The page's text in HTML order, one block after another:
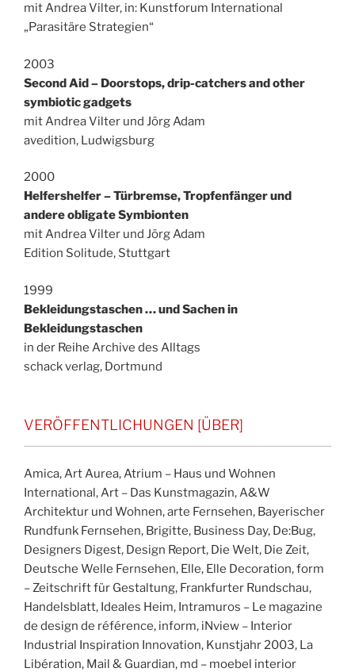
mit Andrea Vilter, in: Kunstforum International
„Parasitäre Strategien“
2003
Second Aid – Doorstops, drip-catchers and other
symbiotic gadgets
mit Andrea Vilter und Jörg Adam
avedition, Ludwigsburg
2000
Helfershelfer – Türbremse, Tropfenfänger und
andere obligate Symbionten
mit Andrea Vilter und Jörg Adam
Edition Solitude, Stuttgart
1999
Bekleidungstaschen … und Sachen in
Bekleidungstaschen
in der Reihe Archive des Alltags
schack verlag, Dortmund
VERÖFFENTLICHUNGEN [ÜBER]
Amica, Art Aurea, Atrium – Haus und Wohnen
International, Art – Das Kunstmagazin, A&W
Architektur und Wohnen, arte Fernsehen, Bayerischer
Rundfunk Fernsehen, Brigitte, Business Day, De:Bug,
Designers Digest, Design Report, Die Welt, Die Zeit,
Deutsche Welle Fernsehen, Elle, Elle Decoration, form
– Zeitschrift für Gestaltung, Frankfurter Rundschau,
Handelsblatt, Ideales Heim, Intramuros – Le magazine
de design de référence, inform, iNview – Interior
Industrial Inspiration Innovation, Kunstjahr 2003, La
Libération, Mail & Guardian, md – moebel interior